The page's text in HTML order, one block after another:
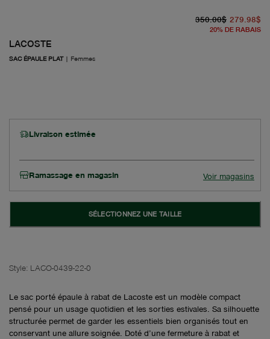
LACOSTE
SAC ÉPAULE PLAT | Femmes
350.00$ 279.98$
20% DE RABAIS
Livraison estimée
Ramassage en magasin Voir magasins
SÉLECTIONNEZ UNE TAILLE
Style: LACO-0439-22-0
Le sac porté épaule à rabat de Lacoste est un modèle compact
pensé pour un usage quotidien et les sorties estivales. Sa silhouette
structurée permet de garder les essentiels bien organisés tout en
conservant une allure soignée. Doté d’une fermeture à rabat et